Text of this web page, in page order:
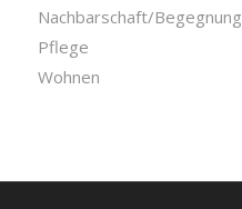
Nachbarschaft/Begegnung
Pflege
Wohnen